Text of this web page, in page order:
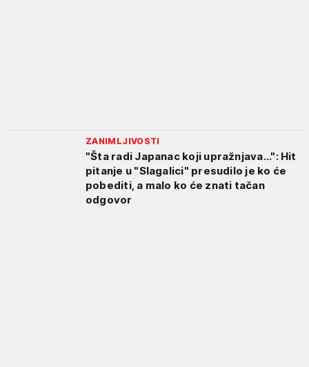
ZANIMLJIVOSTI
"Šta radi Japanac koji upražnjava...": Hit
pitanje u "Slagalici" presudilo je ko će
pobediti, a malo ko će znati tačan
odgovor